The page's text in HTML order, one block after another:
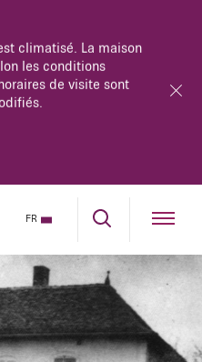
ouvert du lundi au
en visite
FR